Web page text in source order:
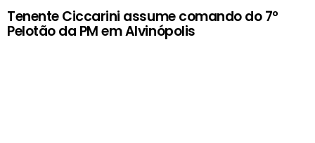
Tenente Ciccarini assume comando do 7º
Pelotão da PM em Alvinópolis